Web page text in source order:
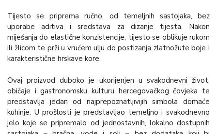
Tijesto se priprema ručno, od temeljnih sastojaka, bez
uporabe aditiva i sredstava za dizanje tijesta. Nakon
miješanja do elastične konzistencije, tijesto se oblikuje rukom
ili žlicom te prži u vrućem ulju do postizanja zlatnožute boje i
karakteristične hrskave kore.
Ovaj proizvod duboko je ukorijenjen u svakodnevni život,
običaje i gastronomsku kulturu hercegovačkog čovjeka te
predstavlja jedan od najprepoznatljivijih simbola domaće
kuhinje. U prošlosti je predstavljao temeljno i svakodnevno
jelo koje se pripremalo od jednostavnih, lokalno dostupnih